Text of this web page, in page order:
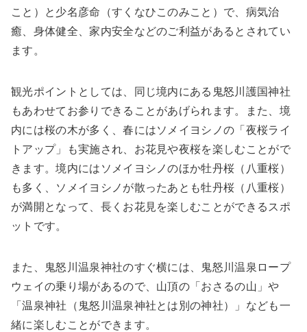
こと）と少名彦命（すくなひこのみこと）で、病気治
癒、身体健全、家内安全などのご利益があるとされてい
ます。
観光ポイントとしては、同じ境内にある鬼怒川護国神社
もあわせてお参りできることがあげられます。また、境
内には桜の木が多く、春にはソメイヨシノの「夜桜ライ
トアップ」も実施され、お花見や夜桜を楽しむことがで
きます。境内にはソメイヨシノのほか牡丹桜（八重桜）
も多く、ソメイヨシノが散ったあとも牡丹桜（八重桜）
が満開となって、長くお花見を楽しむことができるスポ
ットです。
また、鬼怒川温泉神社のすぐ横には、鬼怒川温泉ロープ
ウェイの乗り場があるので、山頂の「おさるの山」や
「温泉神社（鬼怒川温泉神社とは別の神社）」なども一
緒に楽しむことができます。